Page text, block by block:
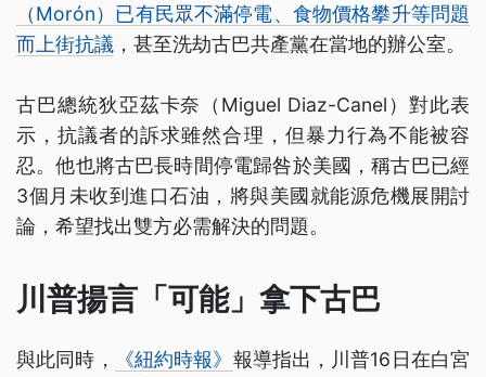
（Morón）已有民眾不滿停電、食物價格攀升等問題
而上街抗議 ，甚至洗劫古巴共產黨在當地的辦公室。
古巴總統狄亞茲卡奈（Miguel Diaz-Canel）對此表
示，抗議者的訴求雖然合理，但暴力行為不能被容
忍。他也將古巴長時間停電歸咎於美國，稱古巴已經
3個月未收到進口石油，將與美國就能源危機展開討
論，希望找出雙方必需解決的問題。
川普揚言「可能」拿下古巴
與此同時， 《紐約時報》 報導指出，川普16日在白宮